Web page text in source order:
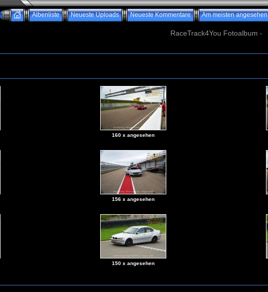
Albenliste Neueste Uploads Neueste Kommentare Am meisten angesehen
RaceTrack4You Fotoalbum -
160 x angesehen
156 x angesehen
150 x angesehen